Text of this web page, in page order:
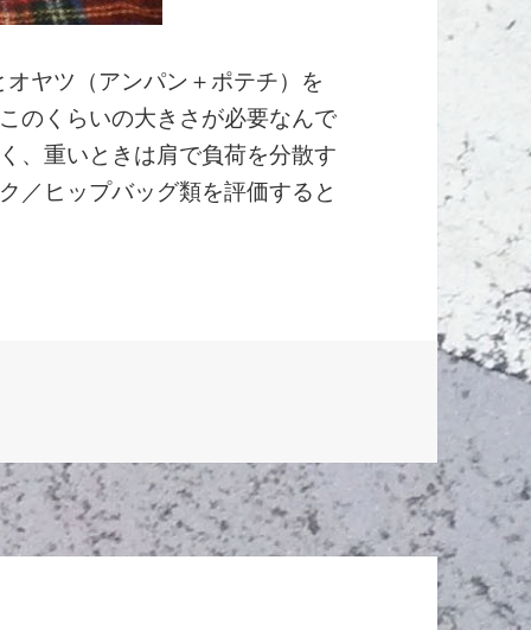
ヤツ（アンパン＋ポテチ）を
のくらいの大きさが必要なんで
、重いときは肩で負荷を分散す
／ヒップバッグ類を評価すると